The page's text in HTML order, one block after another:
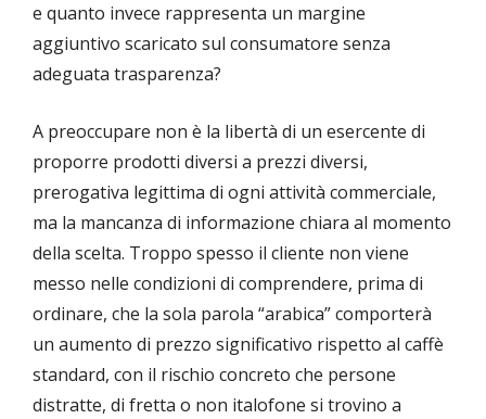
e quanto invece rappresenta un margine
aggiuntivo scaricato sul consumatore senza
adeguata trasparenza?
A preoccupare non è la libertà di un esercente di
proporre prodotti diversi a prezzi diversi,
prerogativa legittima di ogni attività commerciale,
ma la mancanza di informazione chiara al momento
della scelta. Troppo spesso il cliente non viene
messo nelle condizioni di comprendere, prima di
ordinare, che la sola parola “arabica” comporterà
un aumento di prezzo significativo rispetto al caffè
standard, con il rischio concreto che persone
distratte, di fretta o non italofone si trovino a